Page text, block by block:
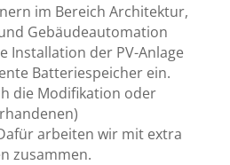
im Bereich Architektur,
Gebäudeautomation
Installation der PV-Anlage
Batteriespeicher ein.
die Modifikation oder
arbeiten wir mit extra
zusammen.